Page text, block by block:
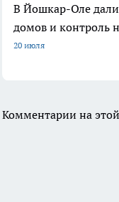
В Йошкар-Оле дали
домов и контроль
20 июля
Комментарии на